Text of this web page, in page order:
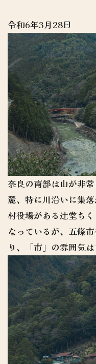
令和6年3月28日
奈良の南部は山が非
麓、特に川沿いに集
村役場がある辻堂ち
なっているが、五條
り、「市」の雰囲気